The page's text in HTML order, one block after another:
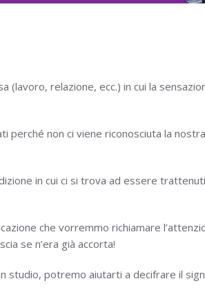
relazione, ecc.) in cui la
non ci viene riconosciuta la
in cui ci si trova ad essere
che vorremmo richiamare
se n’era già accorta!
potremo aiutarti a decifrare il